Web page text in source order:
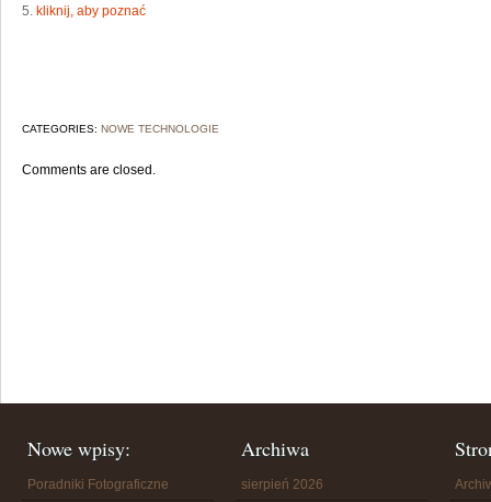
5. kliknij, aby poznać
CATEGORIES: NOWE TECHNOLOGIE
Comments are closed.
Nowe wpisy:
Poradniki Fotograficzne
Archiwa
sierpień 2026